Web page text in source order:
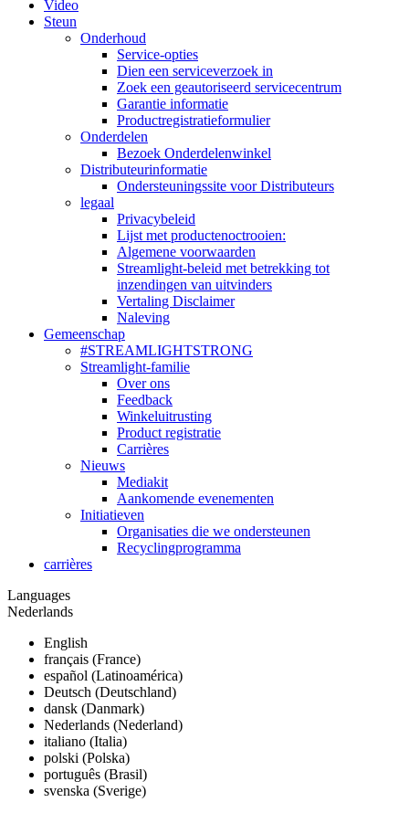
Video
Steun
Onderhoud
Service-opties
Dien een serviceverzoek in
Zoek een geautoriseerd servicecentrum
Garantie informatie
Productregistratieformulier
Onderdelen
Bezoek Onderdelenwinkel
Distributeurinformatie
Ondersteuningssite voor Distributeurs
legaal
Privacybeleid
Lijst met productenoctrooien:
Algemene voorwaarden
Streamlight-beleid met betrekking tot
inzendingen van uitvinders
Vertaling Disclaimer
Naleving
Gemeenschap
#STREAMLIGHTSTRONG
Streamlight-familie
Over ons
Feedback
Winkeluitrusting
Product registratie
Carrières
Nieuws
Mediakit
Aankomende evenementen
Initiatieven
Organisaties die we ondersteunen
Recyclingprogramma
carrières
Languages
Nederlands
English
français (France)
español (Latinoamérica)
Deutsch (Deutschland)
dansk (Danmark)
Nederlands (Nederland)
italiano (Italia)
polski (Polska)
português (Brasil)
svenska (Sverige)